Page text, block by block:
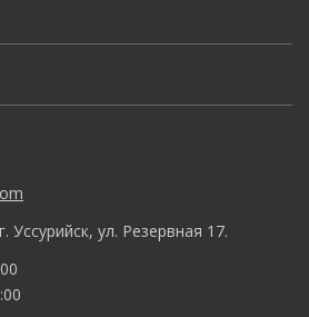
Уссурийск, ул. Резервная 17.